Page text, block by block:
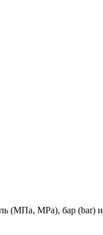
(МПа, MPa), бар (bar) и